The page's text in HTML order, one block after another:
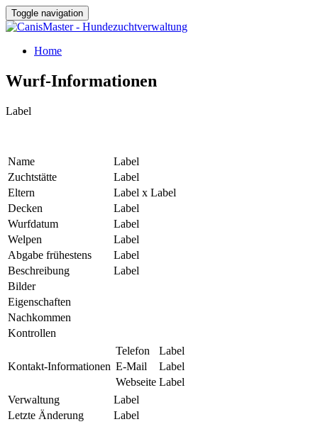
Toggle navigation
Home
Wurf-Informationen
Label
Name
Label
Zuchtstätte
Label
Eltern
Label x Label
Decken
Label
Wurfdatum
Label
Welpen
Label
Abgabe frühestens
Label
Beschreibung
Label
Bilder
Eigenschaften
Nachkommen
Kontrollen
Kontakt-Informationen
Telefon
Label
E-Mail
Label
Webseite Label
Verwaltung
Label
Letzte Änderung
Label